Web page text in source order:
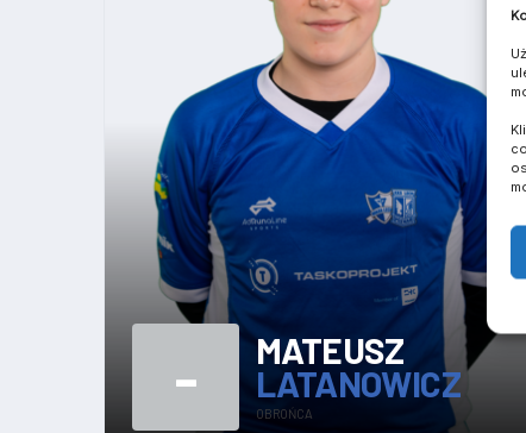
- MATEUSZ
LATANOWICZ
OBROŃCA